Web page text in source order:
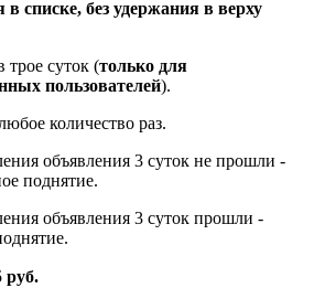
списке, без удержания в верху
трое суток (только для
пользователей).
количество раз.
объявления 3 суток не прошли -
поднятие.
объявления 3 суток прошли -
руб.